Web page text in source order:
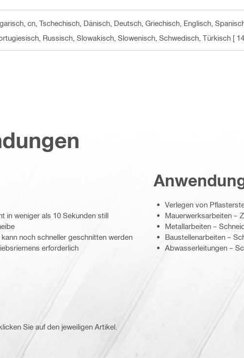
cn, Tschechisch, Dänisch, Deutsch, Griechisch, Englisch,
Russisch, Slowakisch, Slowenisch, Schwedisch, Türkisch [
in weniger als 10 Sekunden still
noch schneller geschnitten werden
erforderlich
Verlegen von
Mauerwerksarbeiten –
Metallarbeiten –
Baustellenarbeiten –
Abwasserleitungen –
Sie auf den jeweiligen Artikel.